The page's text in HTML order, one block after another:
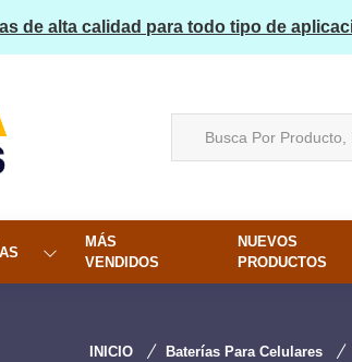
de alta calidad para todo tipo de
MÁS
VENDIDOS
NUEVOS
PRODUCTOS
INICIO Baterías Para Celulares